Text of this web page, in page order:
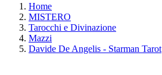
Home
MISTERO
Tarocchi e Divinazione
Mazzi
Davide De Angelis - Starman Tarot